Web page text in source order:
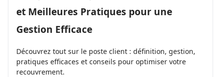
et Meilleures Pratiques pour une
Gestion Efficace
Découvrez tout sur le poste client : définition, gestion,
pratiques efficaces et conseils pour optimiser votre
recouvrement.